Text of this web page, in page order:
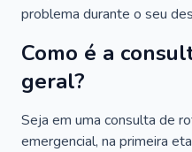
problema durante o seu
Como é a
geral?
Seja em uma consulta de
emergencial, na primeira